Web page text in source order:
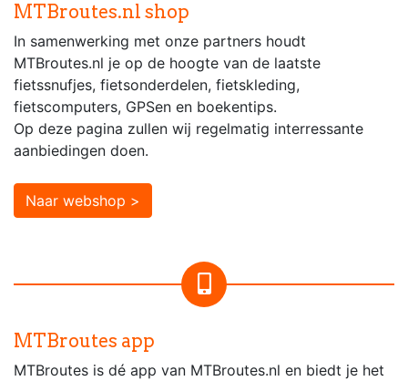
MTBroutes.nl shop
In samenwerking met onze partners houdt
MTBroutes.nl je op de hoogte van de laatste
fietssnufjes, fietsonderdelen, fietskleding,
fietscomputers, GPSen en boekentips.
Op deze pagina zullen wij regelmatig interressante
aanbiedingen doen.
Naar webshop >
MTBroutes app
MTBroutes is dé app van MTBroutes.nl en biedt je het